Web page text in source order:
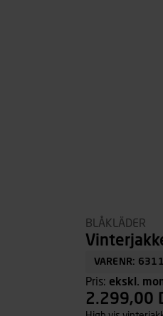
BLÅKLÄDER
VARENR:
Pris: ekskl.
2.299,00